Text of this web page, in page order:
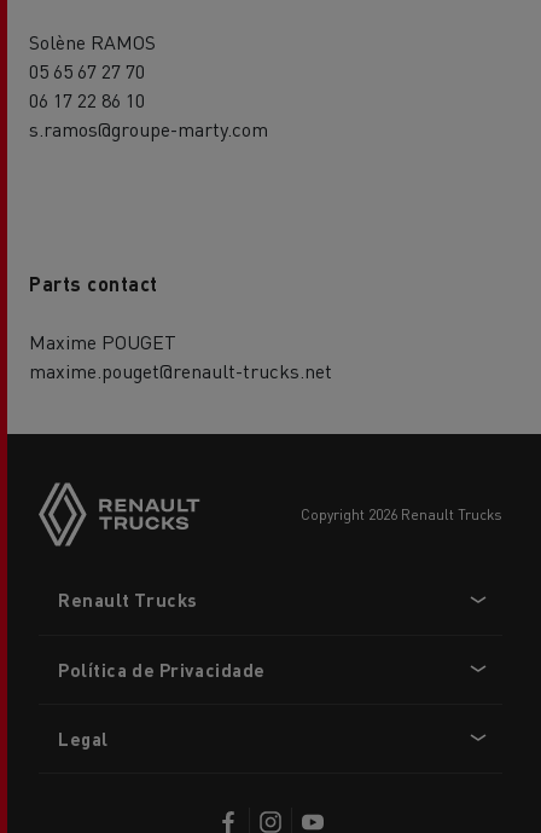
Solène RAMOS
05 65 67 27 70
06 17 22 86 10
s.ramos@groupe-marty.com
Parts contact
Maxime POUGET
maxime.pouget@renault-trucks.net
copyright 2026 Renault Trucks
menu
Renault Trucks
Política de Privacidade
Legal